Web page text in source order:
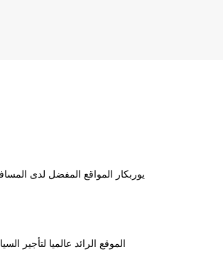
يوربكار المواقع المفضل لدى
الموقع الرائد عالميا لتأجير